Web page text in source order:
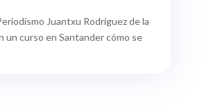
Juantxu Rodríguez de la
un curso en Santander cómo se